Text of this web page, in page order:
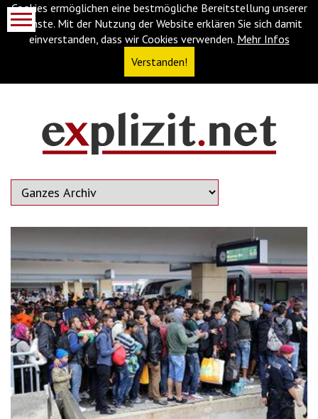
Cookies ermöglichen eine bestmögliche Bereitstellung unserer
Dienste. Mit der Nutzung der Website erklären Sie sich damit
einverstanden, dass wir Cookies verwenden. Mehr Infos
Verstanden!
(Accesskey
'1')Zur
'3')Zur
Suche
springen
(Accesskey
'2')